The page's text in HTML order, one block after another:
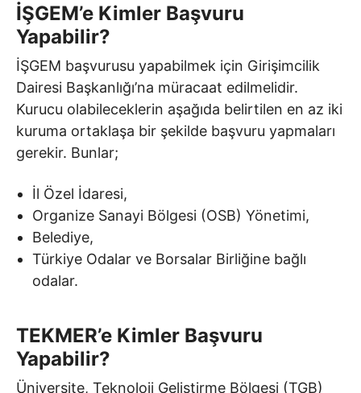
İŞGEM’e Kimler Başvuru
Yapabilir?
İŞGEM başvurusu yapabilmek için Girişimcilik
Dairesi Başkanlığı’na müracaat edilmelidir.
Kurucu olabileceklerin aşağıda belirtilen en az iki
kuruma ortaklaşa bir şekilde başvuru yapmaları
gerekir. Bunlar;
İl Özel İdaresi,
Organize Sanayi Bölgesi (OSB) Yönetimi,
Belediye,
Türkiye Odalar ve Borsalar Birliğine bağlı
odalar.
TEKMER’e Kimler Başvuru
Yapabilir?
Üniversite, Teknoloji Geliştirme Bölgesi (TGB)